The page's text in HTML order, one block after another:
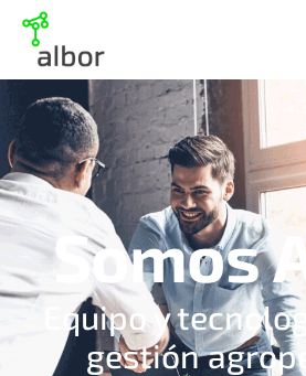
Somos
Equipo y
gestión